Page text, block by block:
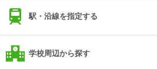
駅・沿線を指定する
学校周辺から探す